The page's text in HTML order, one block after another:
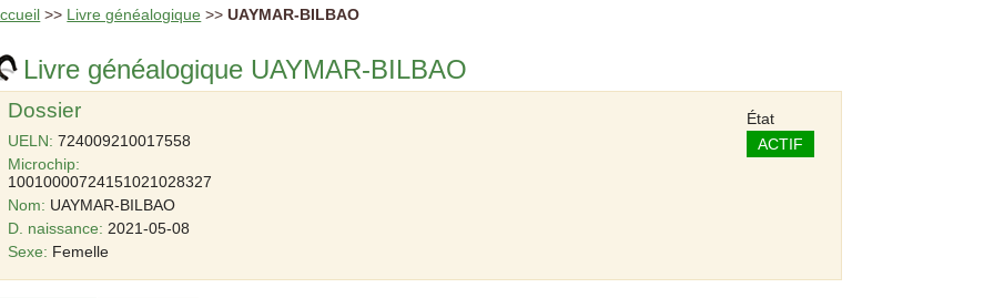
>> Livre généalogique >>UAYMAR-BILBAO
Livre généalogique UAYMAR-BILBAO
Dossier
UELN: 724009210017558
Microchip:
10010000724151021028327
Nom: UAYMAR-BILBAO
D. naissance: 2021-05-08
Sexe: Femelle
État
ACTIF